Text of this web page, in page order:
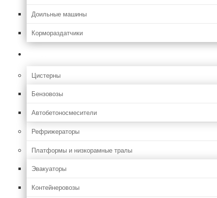
Доильные машины
Кормораздатчики
Цистерны
Бензовозы
Автобетоносмесители
Рефрижераторы
Платформы и низкорамные тралы
Эвакуаторы
Контейнеровозы